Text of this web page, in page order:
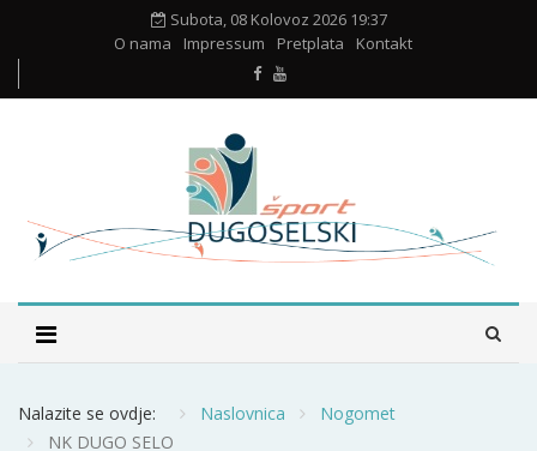
Subota, 08 Kolovoz 2026 19:37
O nama
Impressum Pretplata Kontakt
Nalazite se ovdje: Naslovnica
Nogomet
NK DUGO SELO